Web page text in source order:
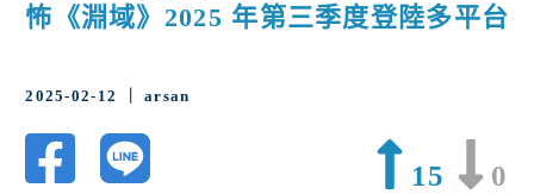
怖《淵域》2025 年第三季度登陸多平台
2025-02-12 ｜ arsan
15 0